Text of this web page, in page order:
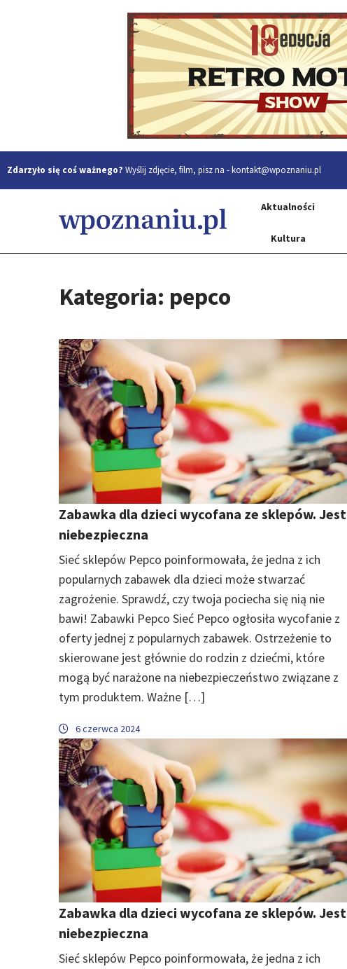
Zdarzyło się coś ważnego? Wyślij zdjęcie, film, pisz na -kontakt@wpoznaniu.pl
Aktualności
Kultura
Kategoria: pepco
Zabawka dla dzieci wycofana ze sklepów. Jest
niebezpieczna
Sieć sklepów Pepco poinformowała, że jedna z ich
popularnych zabawek dla dzieci może stwarzać
zagrożenie. Sprawdź, czy twoja pociecha się nią nie
bawi! Zabawki Pepco Sieć Pepco ogłosiła wycofanie z
oferty jednej z popularnych zabawek. Ostrzeżenie to
skierowane jest głównie do rodzin z dziećmi, które
mogą być narażone na niebezpieczeństwo związane z
tym produktem. Ważne […]
6 czerwca 2024
Zabawka dla dzieci wycofana ze sklepów. Jest
niebezpieczna
Sieć sklepów Pepco poinformowała, że jedna z ich